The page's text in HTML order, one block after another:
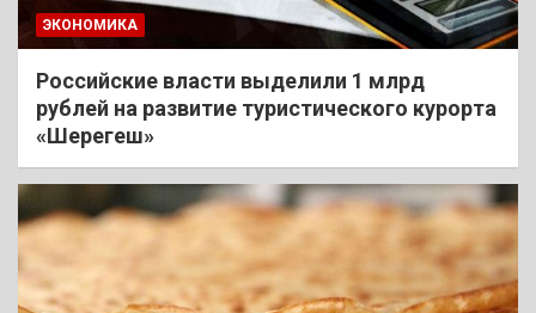
ЭКОНОМИКА
Российские власти выделили 1 млрд
рублей на развитие туристического курорта
«Шерегеш»